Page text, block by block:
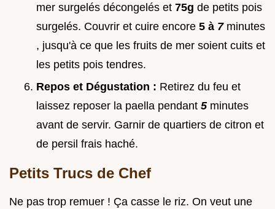
mer surgelés décongelés et 75g de petits pois
surgelés. Couvrir et cuire encore 5 à 7 minutes
, jusqu'à ce que les fruits de mer soient cuits et
les petits pois tendres.
Repos et Dégustation : Retirez du feu et
laissez reposer la paella pendant 5 minutes
avant de servir. Garnir de quartiers de citron et
de persil frais haché.
Petits Trucs de Chef
Ne pas trop remuer ! Ça casse le riz. On veut une